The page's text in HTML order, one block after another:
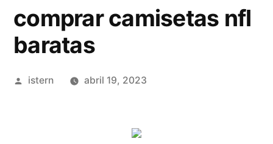
comprar camisetas nfl
baratas
Publicado
istern abril 19, 2023